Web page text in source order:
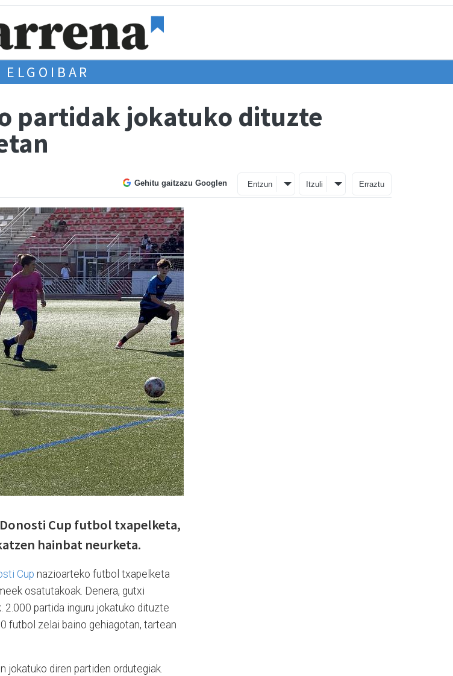
ELGOIBAR
partidak jokatuko dituzte
Gehitu gaitzazu Googlen Entzun Itzuli Erraztu
Cup futbol txapelketa,
hainbat neurketa.
Cup nazioarteko futbol txapelketa
osatutakoak. Denera, gutxi
2.000 partida inguru jokatuko dituzte
futbol zelai baino gehiagotan, tartean
jokatuko diren partiden ordutegiak.